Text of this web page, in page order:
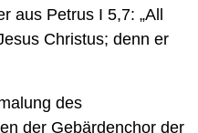
aus Petrus I 5,7: „All
Christus; denn er
des
der Gebärdenchor der